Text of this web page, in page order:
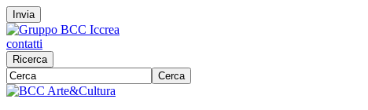
Invia
contatti
Ricerca
Cerca